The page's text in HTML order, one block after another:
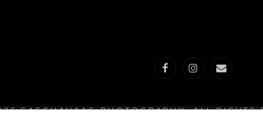
SASCHAHAAS-PHOTOGRAPHY. ALL RIGHTS